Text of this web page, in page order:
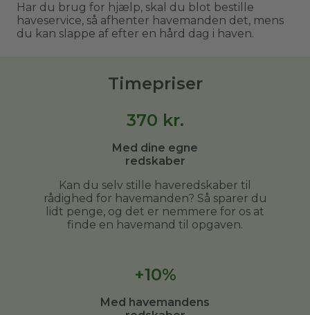
Har du brug for hjælp, skal du blot bestille
haveservice, så afhenter havemanden det, mens
du kan slappe af efter en hård dag i haven.
Timepriser
370 kr.
Med dine egne
redskaber
Kan du selv stille haveredskaber til
rådighed for havemanden? Så sparer du
lidt penge, og det er nemmere for os at
finde en havemand til opgaven.
+10%
Med havemandens